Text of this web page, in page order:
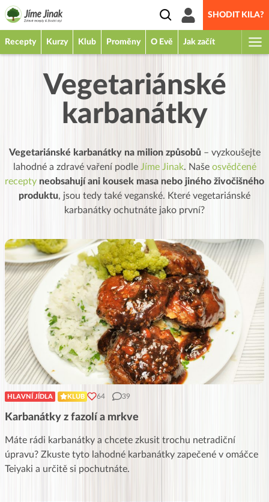
SHODIT KILA?
Recepty Kurzy Klub Proměny O Evě Jak začít
Vegetariánské
karbanátky
Vegetariánské karbanátky na milion způsobů– vyzkoušejte
lahodné a zdravé vaření podle Jíme Jinak. Naše osvědčené
recepty neobsahují ani kousek masa nebo jiného živočišného
produktu, jsou tedy také veganské. Které vegetariánské
karbanátky ochutnáte jako první?
HLAVNÍ JÍDLA KLUB 64 39
Karbanátky z fazolí a mrkve
Máte rádi karbanátky a chcete zkusit trochu netradiční
úpravu? Zkuste tyto lahodné karbanátky zapečené v omáčce
Teiyaki a určitě si pochutnáte.